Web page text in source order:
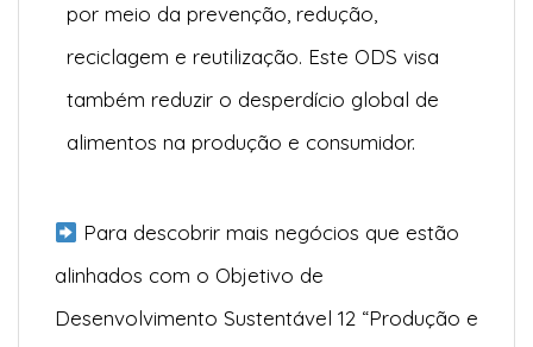
por meio da prevenção, redução,
reciclagem e reutilização. Este ODS visa
também reduzir o desperdício global de
alimentos na produção e consumidor.
Para descobrir mais negócios que estão
alinhados com o Objetivo de
Desenvolvimento Sustentável 12 “Produção e